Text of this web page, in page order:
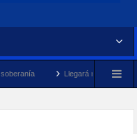
Llegará megabuque sargacero de la